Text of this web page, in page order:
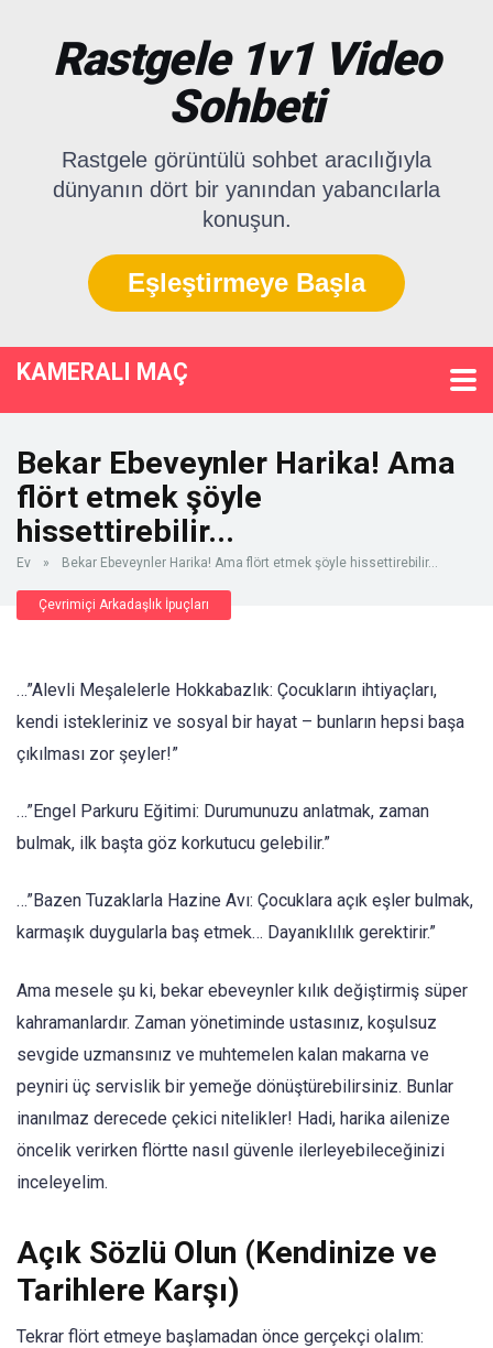
Rastgele 1v1 Video
Sohbeti
Rastgele görüntülü sohbet aracılığıyla
dünyanın dört bir yanından yabancılarla
konuşun.
Eşleştirmeye Başla
KAMERALI MAÇ
Bekar Ebeveynler Harika! Ama
flört etmek şöyle
hissettirebilir...
Ev » Bekar Ebeveynler Harika! Ama flört etmek şöyle hissettirebilir...
Çevrimiçi Arkadaşlık İpuçları
…”Alevli Meşalelerle Hokkabazlık: Çocukların ihtiyaçları,
kendi istekleriniz ve sosyal bir hayat – bunların hepsi başa
çıkılması zor şeyler!”
…”Engel Parkuru Eğitimi: Durumunuzu anlatmak, zaman
bulmak, ilk başta göz korkutucu gelebilir.”
…”Bazen Tuzaklarla Hazine Avı: Çocuklara açık eşler bulmak,
karmaşık duygularla baş etmek… Dayanıklılık gerektirir.”
Ama mesele şu ki, bekar ebeveynler kılık değiştirmiş süper
kahramanlardır. Zaman yönetiminde ustasınız, koşulsuz
sevgide uzmansınız ve muhtemelen kalan makarna ve
peyniri üç servislik bir yemeğe dönüştürebilirsiniz. Bunlar
inanılmaz derecede çekici nitelikler! Hadi, harika ailenize
öncelik verirken flörtte nasıl güvenle ilerleyebileceğinizi
inceleyelim.
Açık Sözlü Olun (Kendinize ve
Tarihlere Karşı)
Tekrar flört etmeye başlamadan önce gerçekçi olalım: